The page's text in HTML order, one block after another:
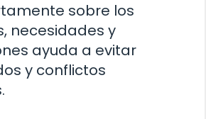
sobre los
necesidades y
ayuda a evitar
y conflictos